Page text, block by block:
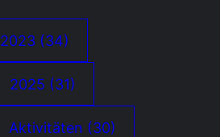
2023 (34)
2025 (31)
Aktivitäten (30)